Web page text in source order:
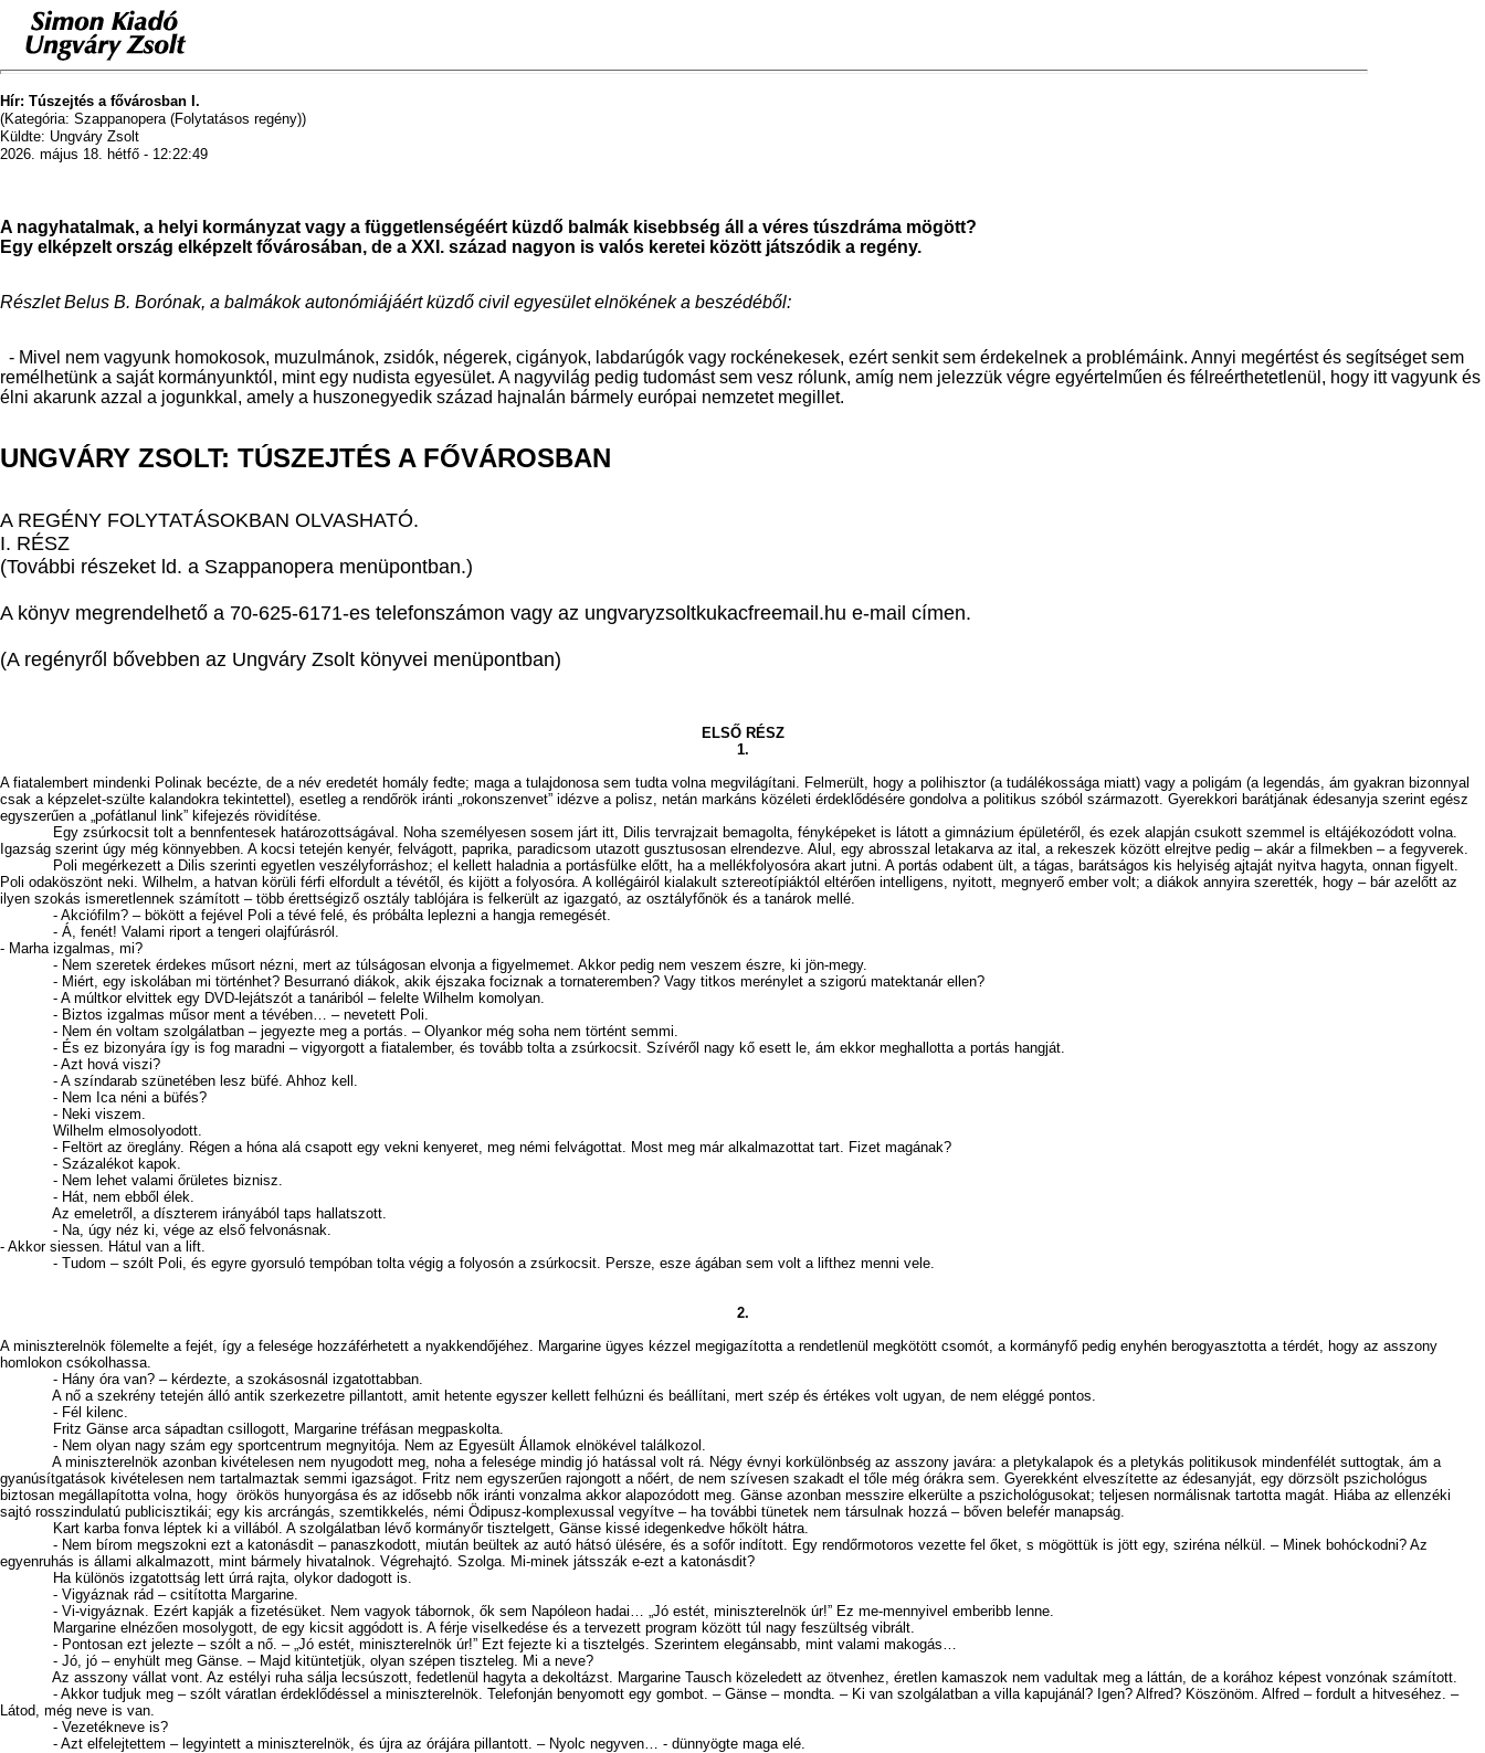
Hír: Túszejtés a fővárosban I.
(Kategória: Szappanopera (Folytatásos regény))
Küldte: Ungváry Zsolt
2026. május 18. hétfő - 12:22:49
A nagyhatalmak, a helyi kormányzat vagy a függetlenségéért küzdő balmák kisebbség áll a véres túszdráma mögött?
Egy elképzelt ország elképzelt fővárosában, de a XXI. század nagyon is valós keretei között játszódik a regény.
Részlet Belus B. Borónak, a balmákok autonómiájáért küzdő civil egyesület elnökének a beszédéből:
- Mivel nem vagyunk homokosok, muzulmánok, zsidók, négerek, cigányok, labdarúgók vagy rockénekesek, ezért senkit sem érdekelnek a problémáink. Annyi megértést és segítséget sem
remélhetünk a saját kormányunktól, mint egy nudista egyesület. A nagyvilág pedig tudomást sem vesz rólunk, amíg nem jelezzük végre egyértelműen és félreérthetetlenül, hogy itt vagyunk és
élni akarunk azzal a jogunkkal, amely a huszonegyedik század hajnalán bármely európai nemzetet megillet.
UNGVÁRY ZSOLT: TÚSZEJTÉS A FŐVÁROSBAN
A REGÉNY FOLYTATÁSOKBAN OLVASHATÓ.
I. RÉSZ
(További részeket ld. a Szappanopera menüpontban.)
A könyv megrendelhető a 70-625-6171-es telefonszámon vagy az ungvaryzsoltkukacfreemail.hu e-mail címen.
(A regényről bővebben az Ungváry Zsolt könyvei menüpontban)
ELSŐ RÉSZ
1.
A fiatalembert mindenki Polinak becézte, de a név eredetét homály fedte; maga a tulajdonosa sem tudta volna megvilágítani. Felmerült, hogy a polihisztor (a tudálékossága miatt) vagy a poligám (a legendás, ám gyakran bizonnyal
csak a képzelet-szülte kalandokra tekintettel), esetleg a rendőrök iránti „rokonszenvet” idézve a polisz, netán markáns közéleti érdeklődésére gondolva a politikus szóból származott. Gyerekkori barátjának édesanyja szerint egész
egyszerűen a „pofátlanul link” kifejezés rövidítése.
Egy zsúrkocsit tolt a bennfentesek határozottságával. Noha személyesen sosem járt itt, Dilis tervrajzait bemagolta, fényképeket is látott a gimnázium épületéről, és ezek alapján csukott szemmel is eltájékozódott volna.
Igazság szerint úgy még könnyebben. A kocsi tetején kenyér, felvágott, paprika, paradicsom utazott gusztusosan elrendezve. Alul, egy abrosszal letakarva az ital, a rekeszek között elrejtve pedig – akár a filmekben – a fegyverek.
Poli megérkezett a Dilis szerinti egyetlen veszélyforráshoz; el kellett haladnia a portásfülke előtt, ha a mellékfolyosóra akart jutni. A portás odabent ült, a tágas, barátságos kis helyiség ajtaját nyitva hagyta, onnan figyelt.
Poli odaköszönt neki. Wilhelm, a hatvan körüli férfi elfordult a tévétől, és kijött a folyosóra. A kollégáiról kialakult sztereotípiáktól eltérően intelligens, nyitott, megnyerő ember volt; a diákok annyira szerették, hogy – bár azelőtt az
ilyen szokás ismeretlennek számított – több érettségiző osztály tablójára is felkerült az igazgató, az osztályfőnök és a tanárok mellé.
- Akciófilm? – bökött a fejével Poli a tévé felé, és próbálta leplezni a hangja remegését.
- Á, fenét! Valami riport a tengeri olajfúrásról.
- Marha izgalmas, mi?
- Nem szeretek érdekes műsort nézni, mert az túlságosan elvonja a figyelmemet. Akkor pedig nem veszem észre, ki jön-megy.
- Miért, egy iskolában mi történhet? Besurranó diákok, akik éjszaka fociznak a tornateremben? Vagy titkos merénylet a szigorú matektanár ellen?
- A múltkor elvittek egy DVD-lejátszót a tanáriból – felelte Wilhelm komolyan.
- Biztos izgalmas műsor ment a tévében… – nevetett Poli.
- Nem én voltam szolgálatban – jegyezte meg a portás. – Olyankor még soha nem történt semmi.
- És ez bizonyára így is fog maradni – vigyorgott a fiatalember, és tovább tolta a zsúrkocsit. Szívéről nagy kő esett le, ám ekkor meghallotta a portás hangját.
- Azt hová viszi?
- A színdarab szünetében lesz büfé. Ahhoz kell.
- Nem Ica néni a büfés?
- Neki viszem.
Wilhelm elmosolyodott.
- Feltört az öreglány. Régen a hóna alá csapott egy vekni kenyeret, meg némi felvágottat. Most meg már alkalmazottat tart. Fizet magának?
- Százalékot kapok.
- Nem lehet valami őrületes biznisz.
- Hát, nem ebből élek.
Az emeletről, a díszterem irányából taps hallatszott.
- Na, úgy néz ki, vége az első felvonásnak.
- Akkor siessen. Hátul van a lift.
- Tudom – szólt Poli, és egyre gyorsuló tempóban tolta végig a folyosón a zsúrkocsit. Persze, esze ágában sem volt a lifthez menni vele.
2.
A miniszterelnök fölemelte a fejét, így a felesége hozzáférhetett a nyakkendőjéhez. Margarine ügyes kézzel megigazította a rendetlenül megkötött csomót, a kormányfő pedig enyhén berogyasztotta a térdét, hogy az asszony
homlokon csókolhassa.
- Hány óra van? – kérdezte, a szokásosnál izgatottabban.
A nő a szekrény tetején álló antik szerkezetre pillantott, amit hetente egyszer kellett felhúzni és beállítani, mert szép és értékes volt ugyan, de nem eléggé pontos.
- Fél kilenc.
Fritz Gänse arca sápadtan csillogott, Margarine tréfásan megpaskolta.
- Nem olyan nagy szám egy sportcentrum megnyitója. Nem az Egyesült Államok elnökével találkozol.
A miniszterelnök azonban kivételesen nem nyugodott meg, noha a felesége mindig jó hatással volt rá. Négy évnyi korkülönbség az asszony javára: a pletykalapok és a pletykás politikusok mindenfélét suttogtak, ám a
gyanúsítgatások kivételesen nem tartalmaztak semmi igazságot. Fritz nem egyszerűen rajongott a nőért, de nem szívesen szakadt el tőle még órákra sem. Gyerekként elveszítette az édesanyját, egy dörzsölt pszichológus
biztosan megállapította volna, hogy örökös hunyorgása és az idősebb nők iránti vonzalma akkor alapozódott meg. Gänse azonban messzire elkerülte a pszichológusokat; teljesen normálisnak tartotta magát. Hiába az ellenzéki
sajtó rosszindulatú publicisztikái; egy kis arcrángás, szemtikkelés, némi Ödipusz-komplexussal vegyítve – ha további tünetek nem társulnak hozzá – bőven belefér manapság.
Kart karba fonva léptek ki a villából. A szolgálatban lévő kormányőr tisztelgett, Gänse kissé idegenkedve hőkölt hátra.
- Nem bírom megszokni ezt a katonásdit – panaszkodott, miután beültek az autó hátsó ülésére, és a sofőr indított. Egy rendőrmotoros vezette fel őket, s mögöttük is jött egy, sziréna nélkül. – Minek bohóckodni? Az
egyenruhás is állami alkalmazott, mint bármely hivatalnok. Végrehajtó. Szolga. Mi-minek játsszák e-ezt a katonásdit?
Ha különös izgatottság lett úrrá rajta, olykor dadogott is.
- Vigyáznak rád – csitította Margarine.
- Vi-vigyáznak. Ezért kapják a fizetésüket. Nem vagyok tábornok, ők sem Napóleon hadai… „Jó estét, miniszterelnök úr!” Ez me-mennyivel emberibb lenne.
Margarine elnézően mosolygott, de egy kicsit aggódott is. A férje viselkedése és a tervezett program között túl nagy feszültség vibrált.
- Pontosan ezt jelezte – szólt a nő. – „Jó estét, miniszterelnök úr!” Ezt fejezte ki a tisztelgés. Szerintem elegánsabb, mint valami makogás…
- Jó, jó – enyhült meg Gänse. – Majd kitüntetjük, olyan szépen tiszteleg. Mi a neve?
Az asszony vállat vont. Az estélyi ruha sálja lecsúszott, fedetlenül hagyta a dekoltázst. Margarine Tausch közeledett az ötvenhez, éretlen kamaszok nem vadultak meg a láttán, de a korához képest vonzónak számított.
- Akkor tudjuk meg – szólt váratlan érdeklődéssel a miniszterelnök. Telefonján benyomott egy gombot. – Gänse – mondta. – Ki van szolgálatban a villa kapujánál? Igen? Alfred? Köszönöm. Alfred – fordult a hitveséhez. –
Látod, még neve is van.
- Vezetékneve is?
- Azt elfelejtettem – legyintett a miniszterelnök, és újra az órájára pillantott. – Nyolc negyven… - dünnyögte maga elé.